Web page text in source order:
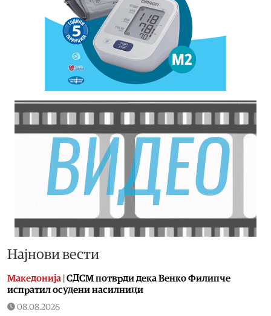
Најнови вести
Македонија СДСМ потврди дека Венко Филипче
испратил осудени насилници
08.08.2026